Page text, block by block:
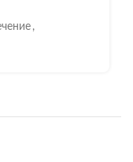
,